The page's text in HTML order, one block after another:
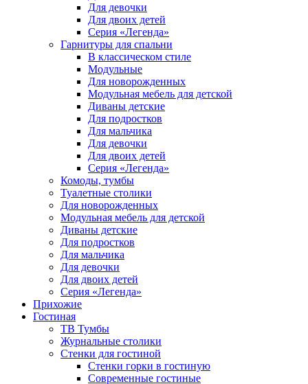
Для девочки
Для двоих детей
Серия «Легенда»
Гарнитуры для спальни
В классическом стиле
Модульные
Для новорожденных
Модульная мебель для детской
Диваны детские
Для подростков
Для мальчика
Для девочки
Для двоих детей
Серия «Легенда»
Комоды, тумбы
Туалетные столики
Для новорожденных
Модульная мебель для детской
Диваны детские
Для подростков
Для мальчика
Для девочки
Для двоих детей
Серия «Легенда»
Прихожие
Гостиная
ТВ Тумбы
Журнальные столики
Стенки для гостиной
Стенки горки в гостиную
Современные гостиные